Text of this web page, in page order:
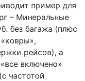
пример для
– Минеральные
без багажа (плюс
рейсов), а
включено»
частотой